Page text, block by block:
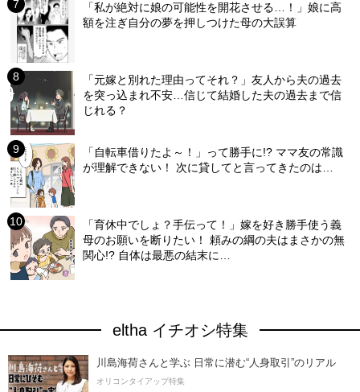
「私が絶対に娘の可能性を開花させる…！」娘に高
額を注ぎ自分の夢を押しつけた母の大誤算
「元嫁と別れた理由ってそれ？」友人から夫の過去
を突っ込まれ不安…信じて結婚した夫の過去まで信
じれる？
「自転車借りたよ～！」って勝手に!? ママ友の常識
が理解できない！ 次に貸してと言ってきたのは…
「育休中でしょ？手伝って！」嫁を好き勝手使う義
母のお願いを断りたい！ 頼みの綱の夫はまさかの無
関心!? 自体は最悪の結末に…
eltha イチオシ特集
川島海荷さんと学ぶ 日常に潜む“人身取引”のリアル
オリコンタイアップ特集